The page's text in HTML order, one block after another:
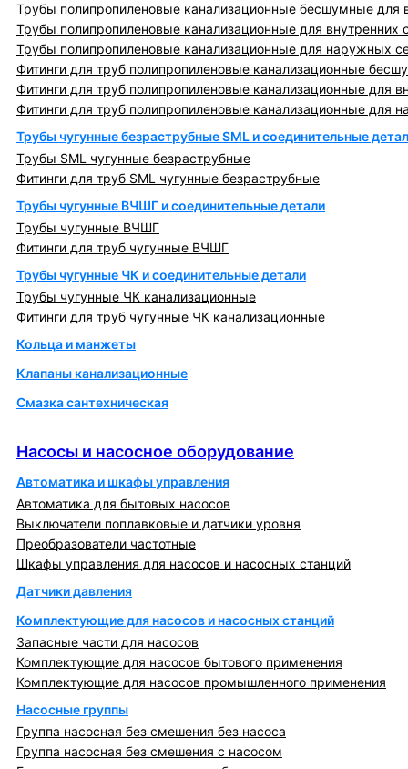
Трубы полипропиленовые канализационные бесшумные для
Трубы полипропиленовые канализационные для внутренних
Трубы полипропиленовые канализационные для наружных
Фитинги для труб полипропиленовые канализационные
Фитинги для труб полипропиленовые канализационные для
Фитинги для труб полипропиленовые канализационные для
Трубы чугунные безраструбные SML и соединительные
Трубы SML чугунные безраструбные
Фитинги для труб SML чугунные безраструбные
Трубы чугунные ВЧШГ и соединительные детали
Трубы чугунные ВЧШГ
Фитинги для труб чугунные ВЧШГ
Трубы чугунные ЧК и соединительные детали
Трубы чугунные ЧК канализационные
Фитинги для труб чугунные ЧК канализационные
Кольца и манжеты
Клапаны канализационные
Смазка сантехническая
Насосы и насосное оборудование
Автоматика и шкафы управления
Автоматика для бытовых насосов
Выключатели поплавковые и датчики уровня
Преобразователи частотные
Шкафы управления для насосов и насосных станций
Датчики давления
Комплектующие для насосов и насосных станций
Запасные части для насосов
Комплектующие для насосов бытового применения
Комплектующие для насосов промышленного применения
Насосные группы
Группа насосная без смешения без насоса
Группа насосная без смешения с насосом